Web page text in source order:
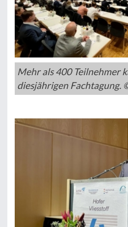
Mehr als 400 Teilnehmer
diesjährigen Fachtagung.